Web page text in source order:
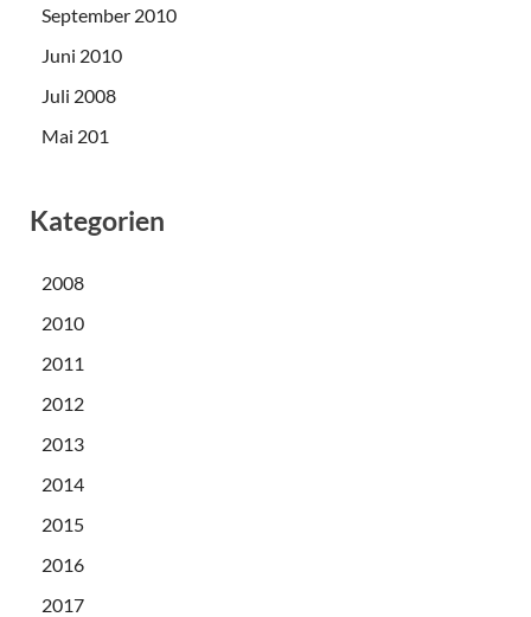
September 2010
Juni 2010
Juli 2008
Mai 201
Kategorien
2008
2010
2011
2012
2013
2014
2015
2016
2017